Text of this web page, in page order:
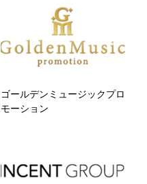
ゴールデンミュージックプロ
モーション